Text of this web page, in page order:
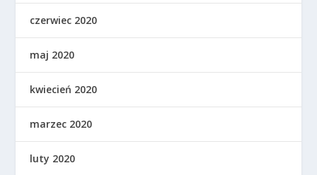
czerwiec 2020
maj 2020
kwiecień 2020
marzec 2020
luty 2020